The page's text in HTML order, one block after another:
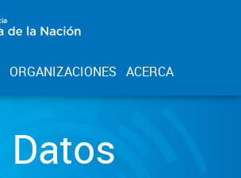
ORGANIZACIONES ACERCA
Datos